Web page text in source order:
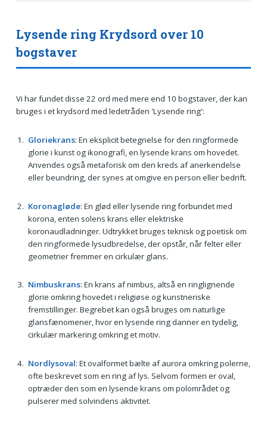
Lysende ring Krydsord over 10
bogstaver
Vi har fundet disse 22 ord med mere end 10 bogstaver, der kan
bruges i et krydsord med ledetråden 'Lysende ring':
Gloriekrans: En eksplicit betegnelse for den ringformede
glorie i kunst og ikonografi, en lysende krans om hovedet.
Anvendes også metaforisk om den kreds af anerkendelse
eller beundring, der synes at omgive en person eller bedrift.
Koronagløde: En glød eller lysende ring forbundet med
korona, enten solens krans eller elektriske
koronaudladninger. Udtrykket bruges teknisk og poetisk om
den ringformede lysudbredelse, der opstår, når felter eller
geometrier fremmer en cirkulær glans.
Nimbuskrans: En krans af nimbus, altså en ringlignende
glorie omkring hovedet i religiøse og kunstneriske
fremstillinger. Begrebet kan også bruges om naturlige
glansfænomener, hvor en lysende ring danner en tydelig,
cirkulær markering omkring et motiv.
Nordlysoval: Et ovalformet bælte af aurora omkring polerne,
ofte beskrevet som en ring af lys. Selvom formen er oval,
optræder den som en lysende krans om polområdet og
pulserer med solvindens aktivitet.